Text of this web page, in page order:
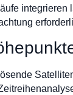
integrieren